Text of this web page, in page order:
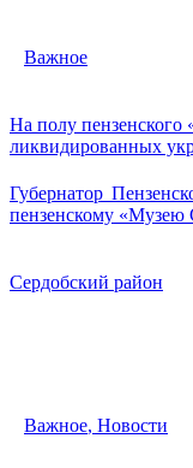
Важное
На полу пензенского
ликвидированных
Губернатор
пензенскому
Сердобский район
Важное, Новости